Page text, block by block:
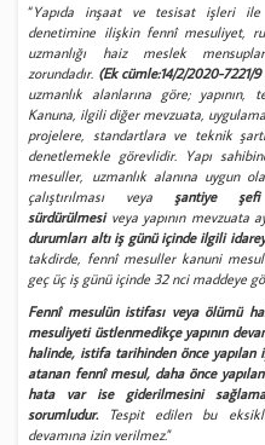
“Yapıda inşaat ve tesisat işleri ile
denetimine ilişkin fennî mesuliyet,
uzmanlığı haiz meslek
zorundadır. (Ek cümle:14/2/2020-7221/
uzmanlık alanlarına göre;
Kanuna, ilgili diğer mevzuata,
projelere, standartlara ve teknik
denetlemekle görevlidir. Yapı
mesuller, uzmanlık alanına uygun
çalıştırılması veya şantiye şefi
sürdürülmesi veya yapının mevzuata
durumları altı iş günü içinde ilgili
takdirde, fennî mesuller kanuni
geç üç iş günü içinde 32 nci maddeye
Fennî mesulün istifası veya ölümü
mesuliyeti üstlenmedikçe yapının
halinde, istifa tarihinden önce
atanan fennî mesul, daha önce
hata var ise giderilmesini
sorumludur.
Tespit edilen bu
devamına izin verilmez.”